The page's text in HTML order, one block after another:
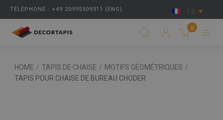
TÉLÉPHONE : +49 20995509311 (ENG) FR
0
HOME / TAPIS DE CHAISE / MOTIFS GÉOMÉTRIQUES /
TAPIS POUR CHAISE DE BUREAU CHODER